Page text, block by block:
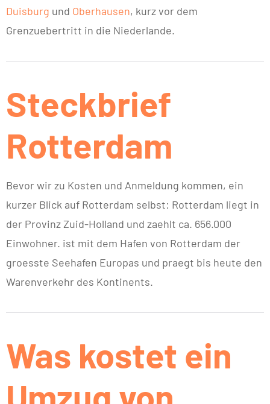
Duisburg und Oberhausen, kurz vor dem
Grenzuebertritt in die Niederlande.
Steckbrief
Rotterdam
Bevor wir zu Kosten und Anmeldung kommen, ein
kurzer Blick auf Rotterdam selbst: Rotterdam liegt in
der Provinz Zuid-Holland und zaehlt ca. 656.000
Einwohner. ist mit dem Hafen von Rotterdam der
groesste Seehafen Europas und praegt bis heute den
Warenverkehr des Kontinents.
Was kostet ein